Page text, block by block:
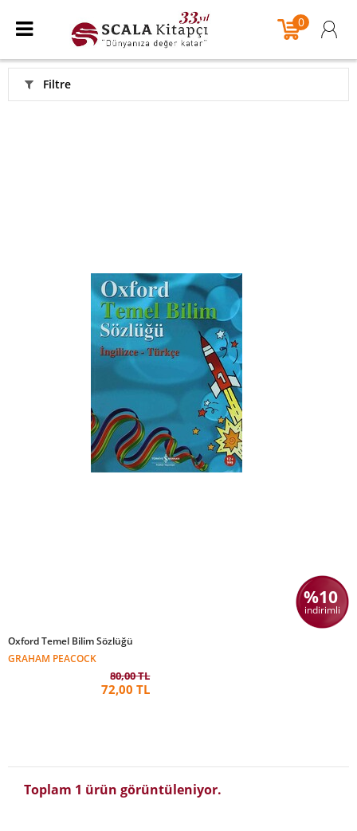
0
Filtre
%10
indirimli
Oxford Temel Bilim Sözlüğü
GRAHAM PEACOCK
80,00 TL
72,00 TL
Toplam 1 ürün görüntüleniyor.